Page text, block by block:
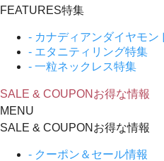
FEATURES特集
- カナディアンダイヤモン
- エタニティリング特集
- 一粒ネックレス特集
SALE & COUPON お得な情報
MENU
SALE & COUPON お得な情報
- クーポン＆セール情報